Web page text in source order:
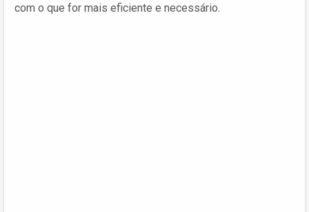
com o que for mais eficiente e necessário.